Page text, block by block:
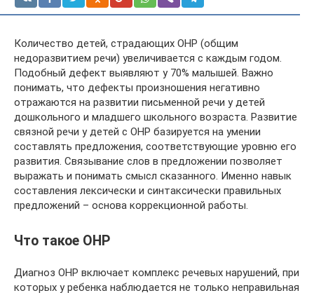
Количество детей, страдающих ОНР (общим
недоразвитием речи) увеличивается с каждым годом.
Подобный дефект выявляют у 70% малышей. Важно
понимать, что дефекты произношения негативно
отражаются на развитии письменной речи у детей
дошкольного и младшего школьного возраста. Развитие
связной речи у детей с ОНР базируется на умении
составлять предложения, соответствующие уровню его
развития. Связывание слов в предложении позволяет
выражать и понимать смысл сказанного. Именно навык
составления лексически и синтаксически правильных
предложений – основа коррекционной работы.
Что такое ОНР
Диагноз ОНР включает комплекс речевых нарушений, при
которых у ребенка наблюдается не только неправильная